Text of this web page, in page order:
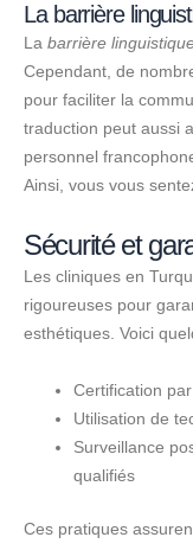
La barrière
La barrière
Cependant, de
pour faciliter la
traduction peut aussi
personnel
Ainsi, vous vous
Sécurité et
Les cliniques en
rigoureuses pour
esthétiques. Voici
Certification
Utilisation de
Surveillance
qualifiés
Ces pratiques